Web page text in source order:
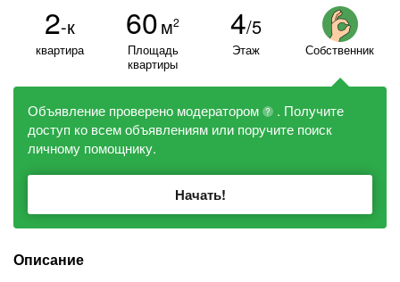
2-к
квартира
60м2
Площадь
квартиры
4/5
Этаж Собственник
Объявление проверено модератором ?
. Получите
доступ ко всем объявлениям или поручите поиск
личному помощнику.
Начать!
Описание